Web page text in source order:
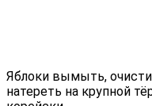
Яблоки вымыть,
натереть на крупной